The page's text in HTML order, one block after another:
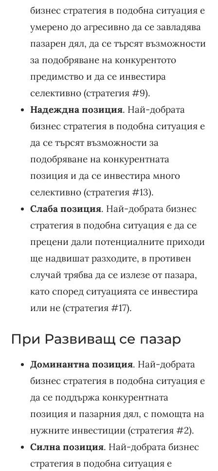
бизнес стратегия в подобна ситуация е
умерено до агресивно да се завладява
пазарен дял, да се търсят възможности
за подобряване на конкурентото
предимство и да се инвестира
селективно (стратегия #9).
Надеждна позиция. Най-добрата
бизнес стратегия в подобна ситуация е
да се търсят възможности за
подобряване на конкурентната
позиция и да се инвестира много
селективно (стратегия #13).
Слаба позиция. Най-добрата бизнес
стратегия в подобна ситуация е да се
прецени дали потенциалните приходи
ще надвишат разходите, в противен
случай трябва да се излезе от пазара,
като според ситуацията се инвестира
или не (стратегия #17).
При Развиващ се пазар
Доминантна позиция. Най-добрата
бизнес стратегия в подобна ситуация е
да се поддържа конкурентната
позиция и пазарния дял, с помощта на
нужните инвестиции (стратегия #2).
Силна позиция. Най-добрата бизнес
стратегия в подобна ситуация е